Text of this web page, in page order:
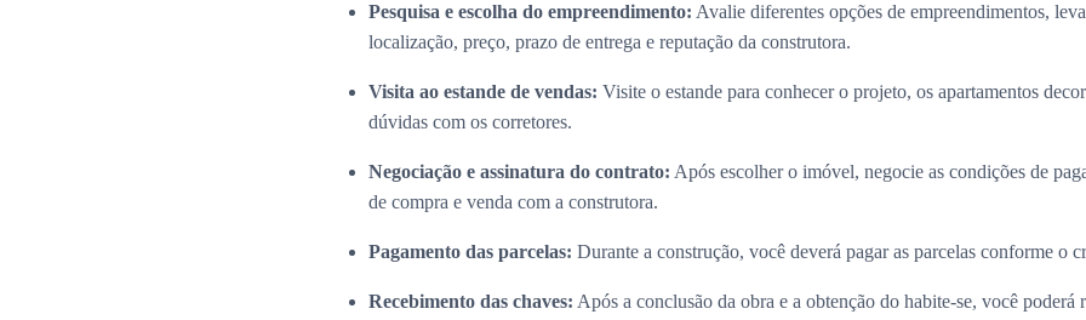
Pesquisa e escolha do empreendimento: Avalie diferentes opções de empreendimentos,
localização, preço, prazo de entrega e reputação da construtora.
Visita ao estande de vendas: Visite o estande para conhecer o projeto, os apartamentos
dúvidas com os corretores.
Negociação e assinatura do contrato: Após escolher o imóvel, negocie as condições de
de compra e venda com a construtora.
Pagamento das parcelas: Durante a construção, você deverá pagar as parcelas conforme o
Recebimento das chaves: Após a conclusão da obra e a obtenção do habite-se, você poderá